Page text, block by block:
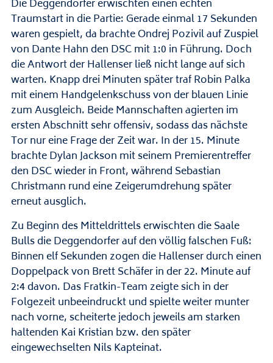
Die Deggendorfer erwischten einen echten
Traumstart in die Partie: Gerade einmal 17 Sekunden
waren gespielt, da brachte Ondrej Pozivil auf Zuspiel
von Dante Hahn den DSC mit 1:0 in Führung. Doch
die Antwort der Hallenser ließ nicht lange auf sich
warten. Knapp drei Minuten später traf Robin Palka
mit einem Handgelenkschuss von der blauen Linie
zum Ausgleich. Beide Mannschaften agierten im
ersten Abschnitt sehr offensiv, sodass das nächste
Tor nur eine Frage der Zeit war. In der 15. Minute
brachte Dylan Jackson mit seinem Premierentreffer
den DSC wieder in Front, während Sebastian
Christmann rund eine Zeigerumdrehung später
erneut ausglich.
Zu Beginn des Mitteldrittels erwischten die Saale
Bulls die Deggendorfer auf den völlig falschen Fuß:
Binnen elf Sekunden zogen die Hallenser durch einen
Doppelpack von Brett Schäfer in der 22. Minute auf
2:4 davon. Das Fratkin-Team zeigte sich in der
Folgezeit unbeeindruckt und spielte weiter munter
nach vorne, scheiterte jedoch jeweils am starken
haltenden Kai Kristian bzw. den später
eingewechselten Nils Kapteinat.